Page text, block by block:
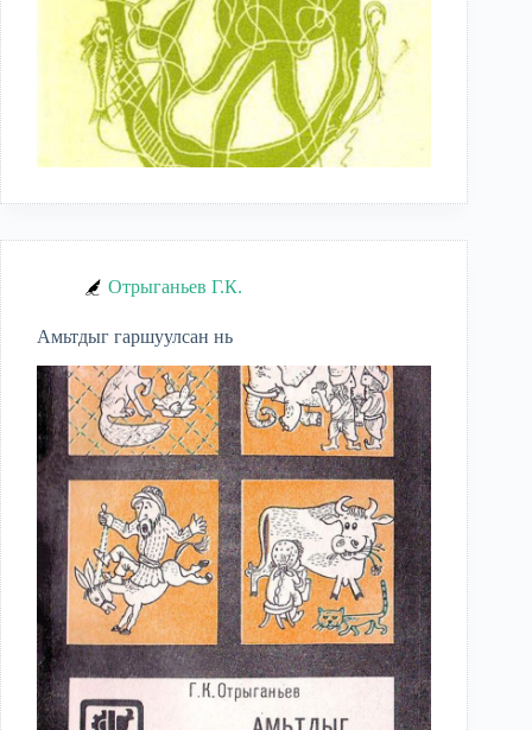
Отрыганьев Г.К.
Амьтдыг гаршуулсан нь